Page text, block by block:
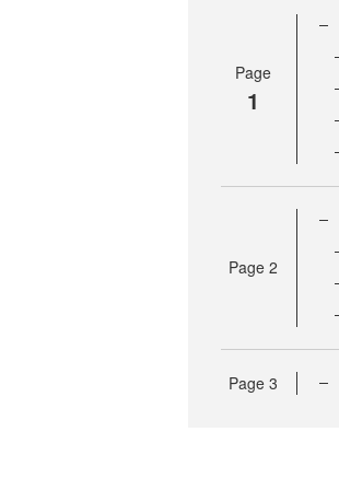
Page
1
Page 2
Page 3